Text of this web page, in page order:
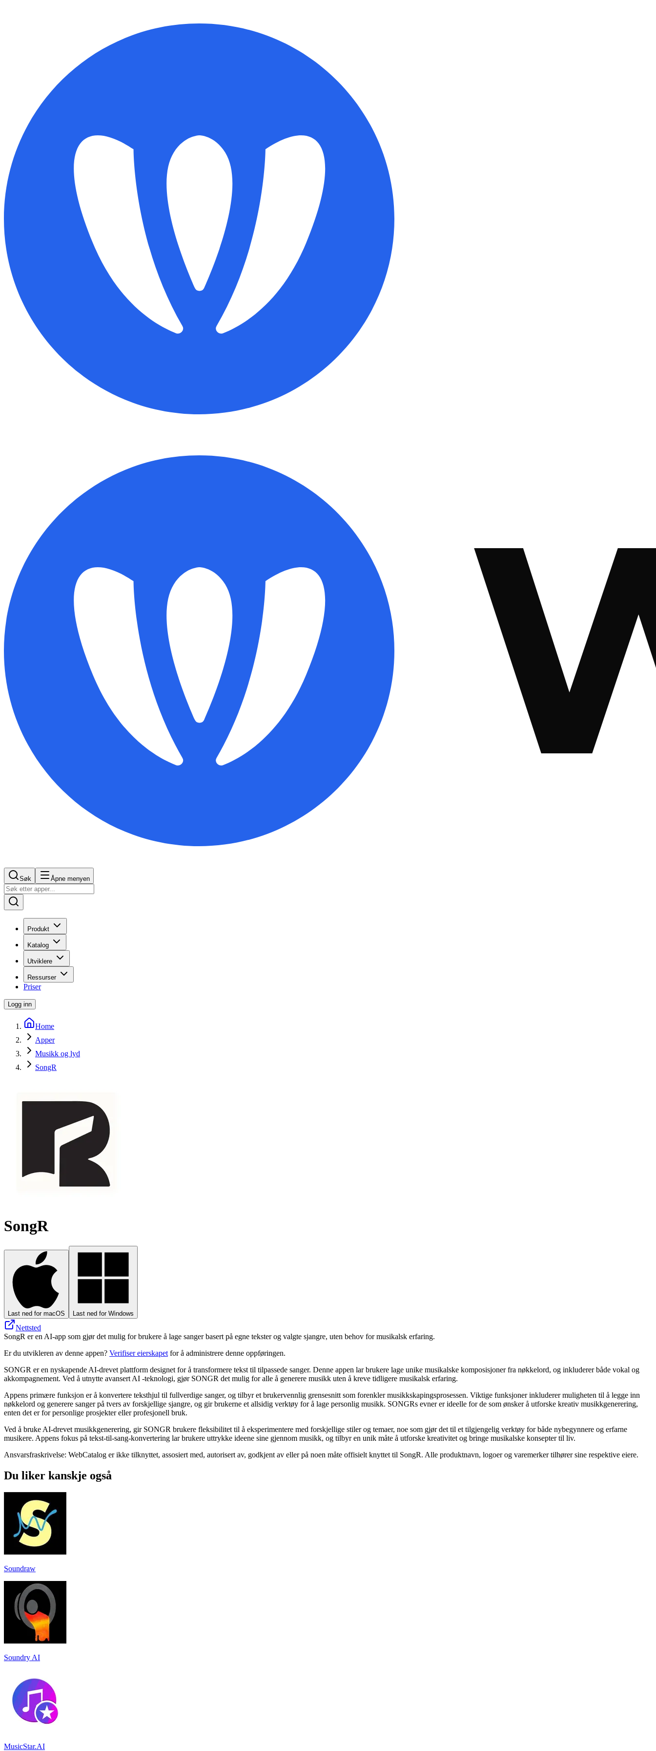
Søk Åpne menyen
Produkt
Katalog
Utviklere
Ressurser
Priser
Logg inn
Home
Apper
Musikk og lyd
SongR
SongR
Last ned for macOS Last ned for Windows
Nettsted
SongR er en AI-app som gjør det mulig for brukere å lage sanger basert på egne tekster og valgte sjangre, uten behov for musikalsk erfaring.
Er du utvikleren av denne appen? Verifiser eierskapet for å administrere denne oppføringen.
SONGR er en nyskapende AI-drevet plattform designet for å transformere tekst til tilpassede sanger. Denne appen lar brukere lage unike musikalske komposisjoner fra nøkkelord, og inkluderer både vokal og
akkompagnement. Ved å utnytte avansert AI -teknologi, gjør SONGR det mulig for alle å generere musikk uten å kreve tidligere musikalsk erfaring.
Appens primære funksjon er å konvertere teksthjul til fullverdige sanger, og tilbyr et brukervennlig grensesnitt som forenkler musikkskapingsprosessen. Viktige funksjoner inkluderer muligheten til å legge inn
nøkkelord og generere sanger på tvers av forskjellige sjangre, og gir brukerne et allsidig verktøy for å lage personlig musikk. SONGRs evner er ideelle for de som ønsker å utforske kreativ musikkgenerering,
enten det er for personlige prosjekter eller profesjonell bruk.
Ved å bruke AI-drevet musikkgenerering, gir SONGR brukere fleksibilitet til å eksperimentere med forskjellige stiler og temaer, noe som gjør det til et tilgjengelig verktøy for både nybegynnere og erfarne
musikere. Appens fokus på tekst-til-sang-konvertering lar brukere uttrykke ideene sine gjennom musikk, og tilbyr en unik måte å utforske kreativitet og bringe musikalske konsepter til liv.
Ansvarsfraskrivelse: WebCatalog er ikke tilknyttet, assosiert med, autorisert av, godkjent av eller på noen måte offisielt knyttet til SongR. Alle produktnavn, logoer og varemerker tilhører sine respektive eiere.
Du liker kanskje også
Soundraw
Soundry AI
MusicStar.AI